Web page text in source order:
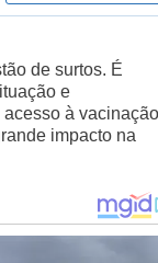
de surtos. É
e
à
impacto na